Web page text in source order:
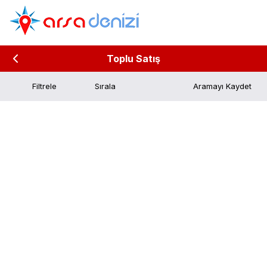
Toplu Satış
Filtrele Aramayı Kaydet